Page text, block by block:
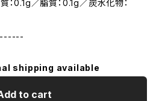
：0.1g／脂質：0.1g／炭水化物：
shipping available
to cart